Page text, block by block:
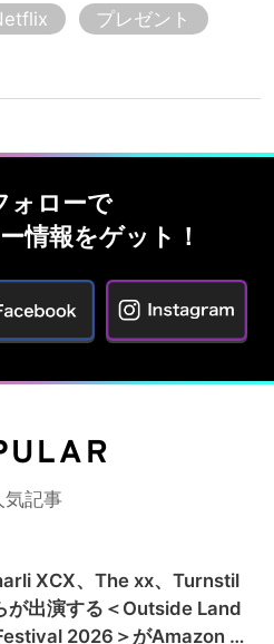
プレゼント
ォローで
情報をゲット！
気記事
XCX、The xx、Turnstil
が出演する＜Outside Land
2026＞がAmazon M